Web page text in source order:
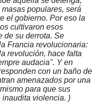
populares, será
el gobierno. Por eso la
cultivaron esos
de su derrota. Se
Francia revolucionaria:
revolución, hace falta
audacia". Y en
con un baño de
amenazados por una
para que sus
violencia. )